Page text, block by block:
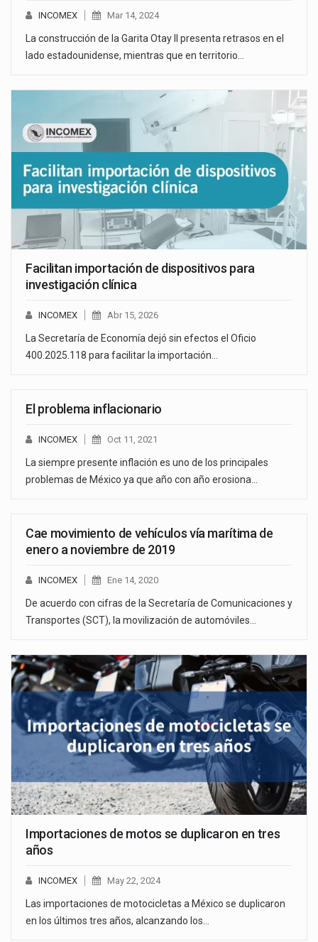
INCOMEX Mar 14, 2024
La construcción de la Garita Otay II presenta retrasos en el
lado estadounidense, mientras que en territorio…
Facilitan importación de dispositivos para
investigación clínica
INCOMEX Abr 15, 2026
La Secretaría de Economía dejó sin efectos el Oficio
400.2025.118 para facilitar la importación…
El problema inflacionario
INCOMEX Oct 11, 2021
La siempre presente inflación es uno de los principales
problemas de México ya que año con año erosiona…
Cae movimiento de vehículos vía marítima de
enero a noviembre de 2019
INCOMEX Ene 14, 2020
De acuerdo con cifras de la Secretaría de Comunicaciones y
Transportes (SCT), la movilización de automóviles…
Importaciones de motos se duplicaron en tres
años
INCOMEX May 22, 2024
Las importaciones de motocicletas a México se duplicaron
en los últimos tres años, alcanzando los…